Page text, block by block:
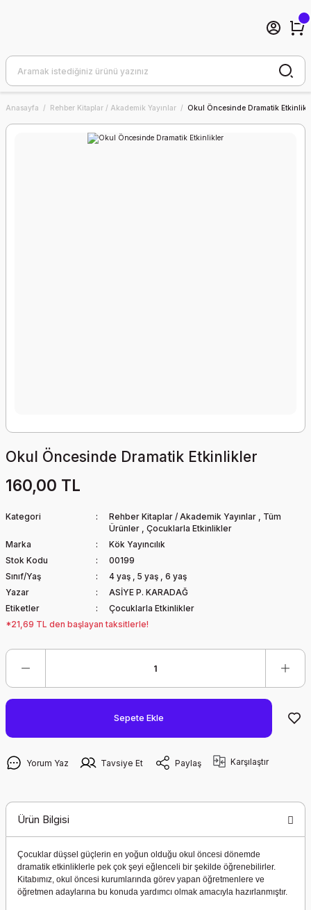
Anasayfa Rehber Kitaplar / Akademik Yayınlar Okul Öncesinde Dramatik
Okul Öncesinde Dramatik Etkinlikler
160,00 TL
Kategori Rehber Kitaplar / Akademik Yayınlar , Tüm
Ürünler , Çocuklarla Etkinlikler
Marka
Kök Yayıncılık
Stok Kodu
00199
Sınıf/Yaş
4 yaş , 5 yaş , 6 yaş
Yazar
ASİYE P. KARADAĞ
Etiketler
Çocuklarla Etkinlikler
*21,69 TL den başlayan taksitlerle!
Sepete Ekle
Yorum Yaz Tavsiye Et Paylaş Karşılaştır
Ürün Bilgisi
Çocuklar düşsel güçlerin en yoğun olduğu okul öncesi dönemde
dramatik etkinliklerle pek çok şeyi eğlenceli bir şekilde öğrenebilirler.
Kitabımız, okul öncesi kurumlarında görev yapan öğretmenlere ve
öğretmen adaylarına bu konuda yardımcı olmak amacıyla hazırlanmıştır.